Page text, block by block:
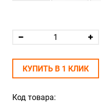
Код товара:
КУПИТЬ В 1 КЛИК